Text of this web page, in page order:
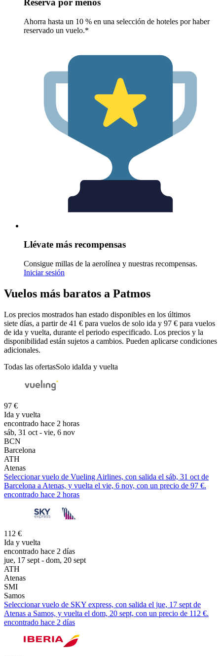
Reserva por menos
Ahorra hasta un 10 % en una selección de hoteles por haber
reservado un vuelo.*
Llévate más recompensas
Consigue millas de la aerolínea y nuestras recompensas.
Iniciar sesión
Vuelos más baratos a Patmos
Los precios mostrados han estado disponibles en los últimos
siete días, a partir de 41 € para vuelos de solo ida y 97 € para vuelos
de ida y vuelta, durante el periodo especificado. Los precios y la
disponibilidad están sujetos a cambios. Pueden aplicarse condiciones
adicionales.
Todas las ofertasSolo idaIda y vuelta
97 €
Ida y vuelta
encontrado hace 2 horas
sáb, 31 oct - vie, 6 nov
BCN
Barcelona
ATH
Atenas
Seleccionar vuelo de Vueling Airlines, con salida el sáb, 31 oct de
Barcelona a Atenas, y vuelta el vie, 6 nov, con un precio de 97 €.
encontrado hace 2 horas
112 €
Ida y vuelta
encontrado hace 2 días
jue, 17 sept - dom, 20 sept
ATH
Atenas
SMI
Samos
Seleccionar vuelo de SKY express, con salida el jue, 17 sept de
Atenas a Samos, y vuelta el dom, 20 sept, con un precio de 112 €.
encontrado hace 2 días